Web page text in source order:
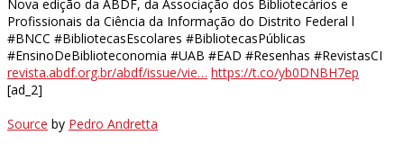
Nova edição da ABDF, da Associação dos Bibliotecários e
Profissionais da Ciência da Informação do Distrito Federal l
#BNCC #BibliotecasEscolares #BibliotecasPúblicas
#EnsinoDeBiblioteconomia #UAB #EAD #Resenhas #RevistasCI
revista.abdf.org.br/abdf/issue/vie… https://t.co/yb0DNBH7ep
[ad_2]
Source by Pedro Andretta